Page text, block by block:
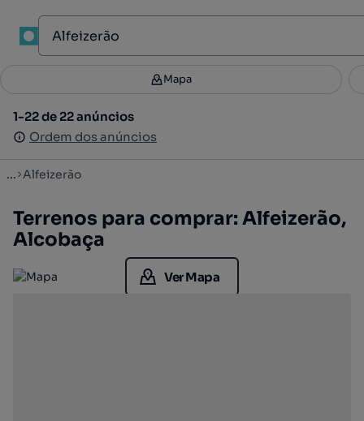
Filtros 2
1-22 de 22 anúncios
Ordem dos anúncios
Mapa
1-22 de 22 anúncios
Ordem dos anúncios
... Alfeizerão
Terrenos para comprar: Alfeizerão,
Alcobaça
Ver Mapa